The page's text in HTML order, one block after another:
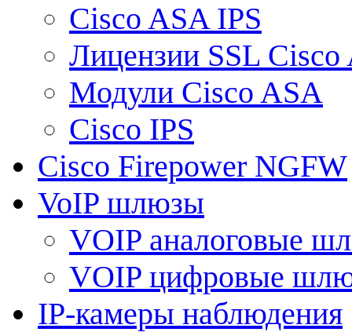
Cisco ASA IPS
Лицензии SSL Cisco
Модули Cisco ASA
Cisco IPS
Cisco Firepower NGFW
VoIP шлюзы
VOIP аналоговые
VOIP цифровые
IP-камеры наблюдения